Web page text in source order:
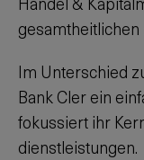
gesamtheitlichen
Im Unterschied
Bank Cler ein
fokussiert ihr
dienstleistungen.